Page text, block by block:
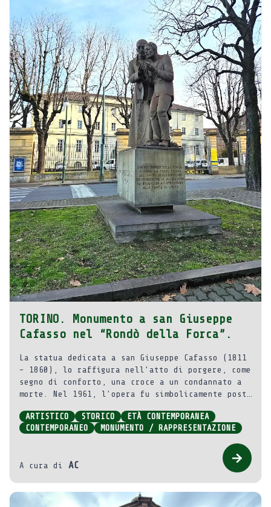
TORINO. Monumento a san Giuseppe
Cafasso nel “Rondò della Forca”.
La statua dedicata a san Giuseppe Cafasso (1811
– 1860), lo raffigura nell’atto di porgere, come
segno di conforto, una croce a un condannato a
morte. Nel 1961, l’opera fu simbolicamente posta
Forca), allo sbocco di corso Valdocco.
ARTISTICO STORICO
ETÀ CONTEMPORANEA
CONTEMPORANEO
MONUMENTO / RAPPRESENTAZIONE
A cura di AC